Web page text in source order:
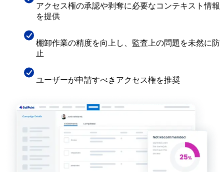
アクセス権の承認や剥奪に必要なコンテキスト情報
を提供
棚卸作業の精度を向上し、監査上の問題を未然に防
止
ユーザーが申請すべきアクセス権を推奨